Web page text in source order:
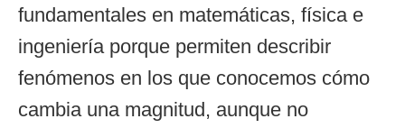
fundamentales en matemáticas, física e
ingeniería porque permiten describir
fenómenos en los que conocemos cómo
cambia una magnitud, aunque no